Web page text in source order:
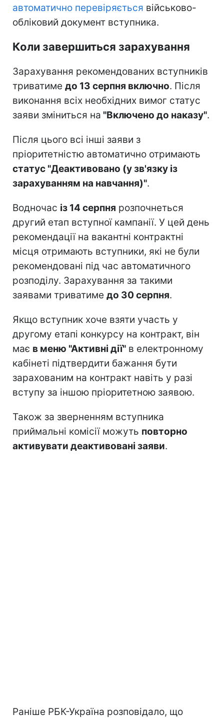
автоматично перевіряється військово-
обліковий документ вступника.
Коли завершиться зарахування
Зарахування рекомендованих вступників
триватиме до 13 серпня включно. Після
виконання всіх необхідних вимог статус
заяви зміниться на "Включено до наказу".
Після цього всі інші заяви з
пріоритетністю автоматично отримають
статус "Деактивовано (у зв'язку із
зарахуванням на навчання)".
Водночас із 14 серпня розпочнеться
другий етап вступної кампанії. У цей день
рекомендації на вакантні контрактні
місця отримають вступники, які не були
рекомендовані під час автоматичного
розподілу. Зарахування за такими
заявами триватиме до 30 серпня.
Якщо вступник хоче взяти участь у
другому етапі конкурсу на контракт, він
має в меню "Активні дії" в електронному
кабінеті підтвердити бажання бути
зарахованим на контракт навіть у разі
вступу за іншою пріоритетною заявою.
Також за зверненням вступника
приймальні комісії можуть повторно
активувати деактивовані заяви.
Раніше РБК-Україна розповідало, що